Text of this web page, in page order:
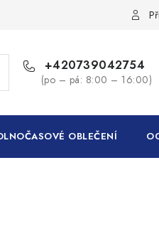
+420739042754
(po – pá: 8:00 – 16:00)
OBLEČENÍ